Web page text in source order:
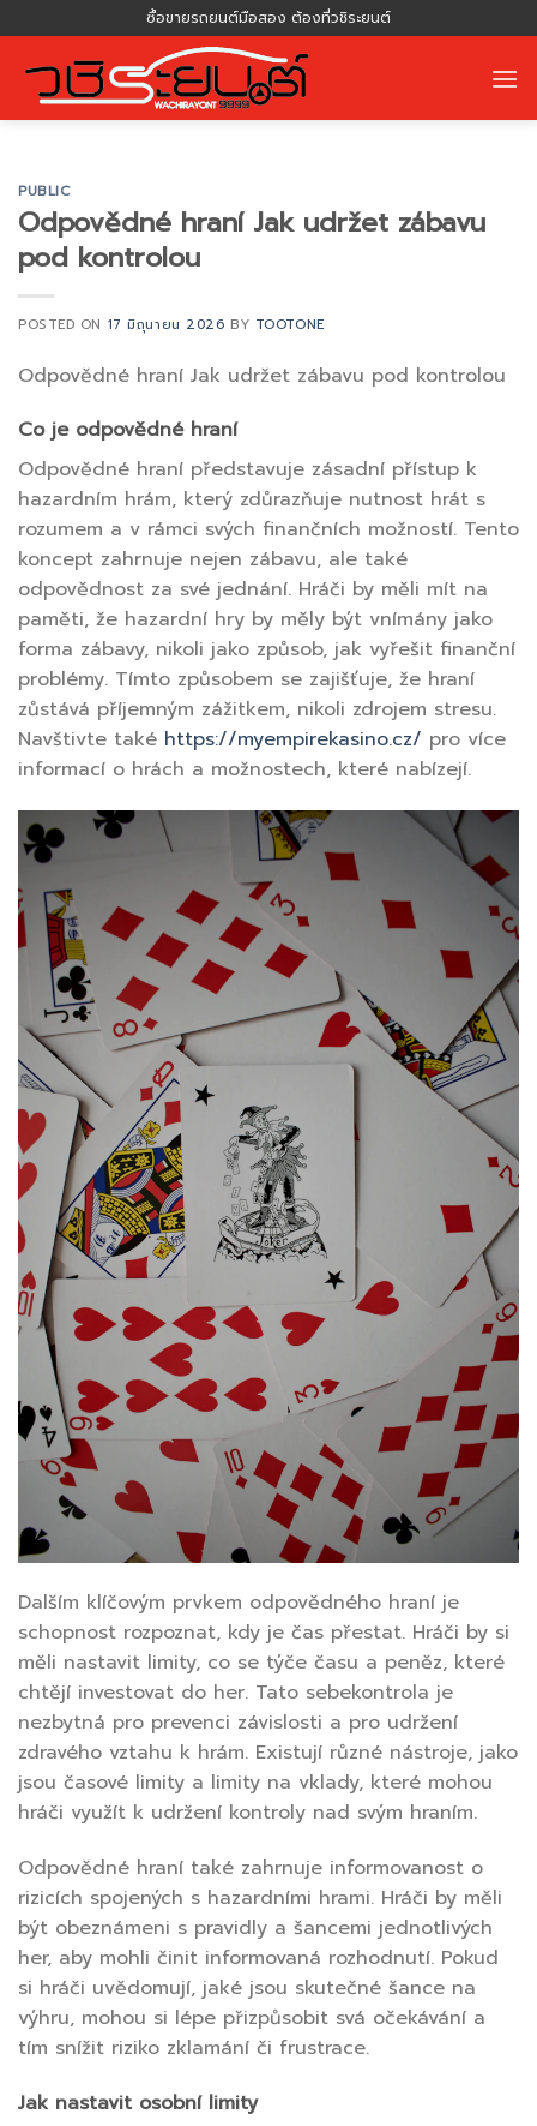
to
content
ซื้อขายรถยนต์มือสอง ต้องที่วชิระยนต์
PUBLIC
Odpovědné hraní Jak udržet zábavu
pod kontrolou
POSTED ON 17 มิถุนายน 2026 BY TOOTONE
Odpovědné hraní Jak udržet zábavu pod kontrolou
Co je odpovědné hraní
Odpovědné hraní představuje zásadní přístup k
hazardním hrám, který zdůrazňuje nutnost hrát s
rozumem a v rámci svých finančních možností. Tento
koncept zahrnuje nejen zábavu, ale také
odpovědnost za své jednání. Hráči by měli mít na
paměti, že hazardní hry by měly být vnímány jako
forma zábavy, nikoli jako způsob, jak vyřešit finanční
problémy. Tímto způsobem se zajišťuje, že hraní
zůstává příjemným zážitkem, nikoli zdrojem stresu.
Navštivte také https://myempirekasino.cz/ pro více
informací o hrách a možnostech, které nabízejí.
Dalším klíčovým prvkem odpovědného hraní je
schopnost rozpoznat, kdy je čas přestat. Hráči by si
měli nastavit limity, co se týče času a peněz, které
chtějí investovat do her. Tato sebekontrola je
nezbytná pro prevenci závislosti a pro udržení
zdravého vztahu k hrám. Existují různé nástroje, jako
jsou časové limity a limity na vklady, které mohou
hráči využít k udržení kontroly nad svým hraním.
Odpovědné hraní také zahrnuje informovanost o
rizicích spojených s hazardními hrami. Hráči by měli
být obeznámeni s pravidly a šancemi jednotlivých
her, aby mohli činit informovaná rozhodnutí. Pokud
si hráči uvědomují, jaké jsou skutečné šance na
výhru, mohou si lépe přizpůsobit svá očekávání a
tím snížit riziko zklamání či frustrace.
Jak nastavit osobní limity